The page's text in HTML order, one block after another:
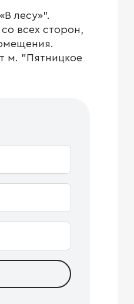
лесу»".
всех сторон,
м. "Пятницкое